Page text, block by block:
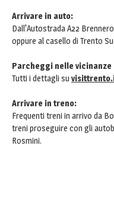
Arrivare in auto:
Dall'Autostrada A22
oppure al casello di Trento
Parcheggi nelle
Tutti i dettagli su
Arrivare in treno:
Frequenti treni in arrivo da
treni proseguire con gli
Rosmini.